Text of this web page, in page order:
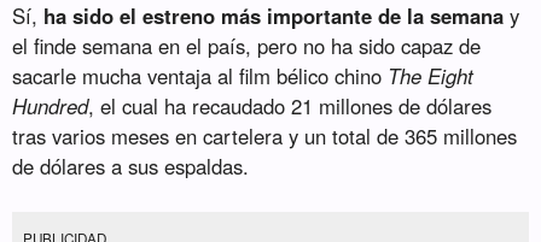
Sí, ha sido el estreno más importante de la semana y
el finde semana en el país, pero no ha sido capaz de
sacarle mucha ventaja al film bélico chino The Eight
Hundred, el cual ha recaudado 21 millones de dólares
tras varios meses en cartelera y un total de 365 millones
de dólares a sus espaldas.
PUBLICIDAD